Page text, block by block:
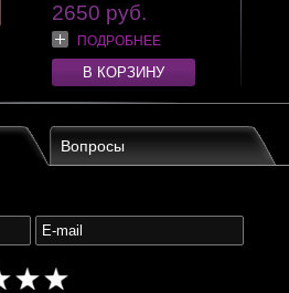
2650 руб.
ПОДРОБНЕЕ
В КОРЗИНУ
Вопросы